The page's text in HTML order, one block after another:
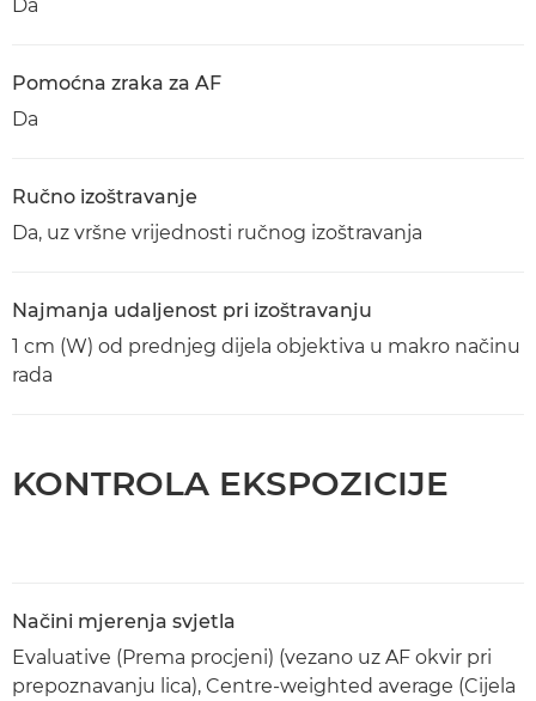
Da
Pomoćna zraka za AF
Da
Ručno izoštravanje
Da, uz vršne vrijednosti ručnog izoštravanja
Najmanja udaljenost pri izoštravanju
1 cm (W) od prednjeg dijela objektiva u makro načinu
rada
KONTROLA EKSPOZICIJE
Načini mjerenja svjetla
Evaluative (Prema procjeni) (vezano uz AF okvir pri
prepoznavanju lica), Centre-weighted average (Cijela